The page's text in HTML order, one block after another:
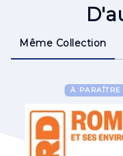
Même Collection
À PARAÎTRE